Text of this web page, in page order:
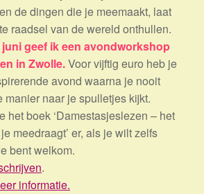
de dingen die je meemaakt, laat
raadsel van de wereld onthullen.
juni geef ik een avondworkshop
in Zwolle.Voor vijftig euro heb je
avond waarna je nooit
manier naar je spulletjes kijkt.
het boek ‘Damestasjeslezen – het
meedraagt’ er, als je wilt zelfs
bent welkom.
.
informatie.